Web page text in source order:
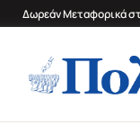
Δωρεάν Μεταφορικά